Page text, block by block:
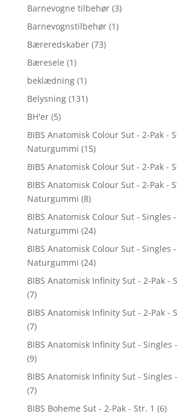
Barnevogne tilbehør (3)
Barnevognstilbehør (1)
Bæreredskaber (73)
Bæresele (1)
beklædning (1)
Belysning (131)
BH'er (5)
BIBS Anatomisk Colour Sut - 2-Pak -
Naturgummi (15)
BIBS Anatomisk Colour Sut - 2-Pak -
BIBS Anatomisk Colour Sut - 2-Pak -
Naturgummi (8)
BIBS Anatomisk Colour Sut - Singles
Naturgummi (24)
BIBS Anatomisk Colour Sut - Singles
Naturgummi (24)
BIBS Anatomisk Infinity Sut - 2-Pak -
(7)
BIBS Anatomisk Infinity Sut - 2-Pak -
(7)
BIBS Anatomisk Infinity Sut - Singles
(9)
BIBS Anatomisk Infinity Sut - Singles
(7)
BIBS Boheme Sut - 2-Pak - Str. 1 (6)